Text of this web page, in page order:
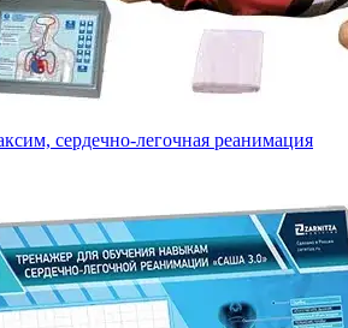
сердечно-легочная реанимация